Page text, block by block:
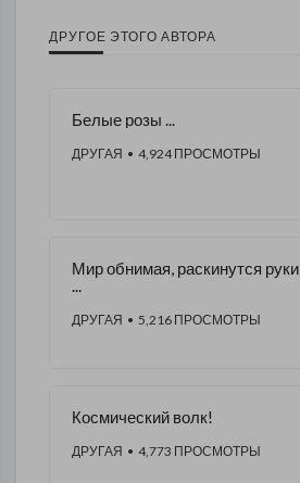
ДРУГОЕ ЭТОГО АВТОРА
Белые розы ...
ДРУГАЯ • 4,924 ПРОСМОТРЫ
Мир обнимая, раскинутся руки
...
ДРУГАЯ • 5,216 ПРОСМОТРЫ
Космический волк!
ДРУГАЯ • 4,773 ПРОСМОТРЫ